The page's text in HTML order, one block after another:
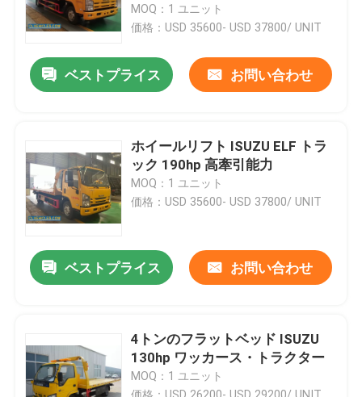
プロダクト
ビデオ
私達について
品質管理
MOQ：1 ユニット
価格：USD 35600- USD 37800/ UNIT
ベストプライス お問い合わせ
ホイールリフト ISUZU ELF トラ
ック 190hp 高牽引能力
MOQ：1 ユニット
価格：USD 35600- USD 37800/ UNIT
ベストプライス お問い合わせ
4トンのフラットベッド ISUZU
130hp ワッカース・トラクター
MOQ：1 ユニット